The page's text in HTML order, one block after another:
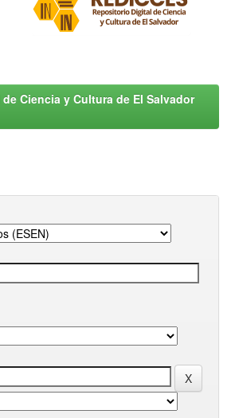
Ciencia y Cultura de El Salvador